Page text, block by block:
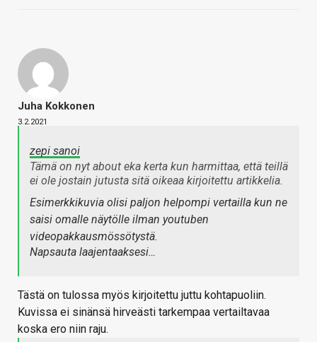
Juha Kokkonen
3.2.2021
zepi sanoi
Tämä on nyt about eka kerta kun harmittaa, että teillä
ei ole jostain jutusta sitä oikeaa kirjoitettu artikkelia.
Esimerkkikuvia olisi paljon helpompi vertailla kun ne
saisi omalle näytölle ilman youtuben
videopakkausmössötystä.
Napsauta laajentaaksesi…
Tästä on tulossa myös kirjoitettu juttu kohtapuoliin.
Kuvissa ei sinänsä hirveästi tarkempaa vertailtavaa
koska ero niin raju.